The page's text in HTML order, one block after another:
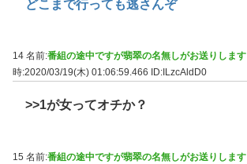
どこまで行っても逃さんぞ
14 名前:番組の途中ですが翡翠の名無しがお送りします
時:2020/03/19(木) 01:06:59.466
ID:ILzcAldD0
>>1が女ってオチか？
15 名前:番組の途中ですが翡翠の名無しがお送りします